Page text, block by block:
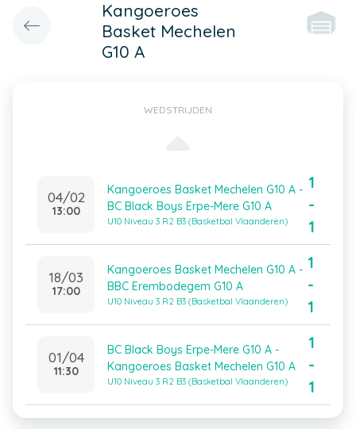
Kangoeroes
Basket Mechelen
G10 A
WEDSTRIJDEN
04/02
13:00
Kangoeroes Basket Mechelen G10 A -
BC Black Boys Erpe-Mere G10 A
U10 Niveau 3 R2 B3 (Basketbal Vlaanderen)
1
-
1
18/03
17:00
Kangoeroes Basket Mechelen G10 A -
BBC Erembodegem G10 A
U10 Niveau 3 R2 B3 (Basketbal Vlaanderen)
1
-
1
01/04
11:30
BC Black Boys Erpe-Mere G10 A -
Kangoeroes Basket Mechelen G10 A
U10 Niveau 3 R2 B3 (Basketbal Vlaanderen)
1
-
1